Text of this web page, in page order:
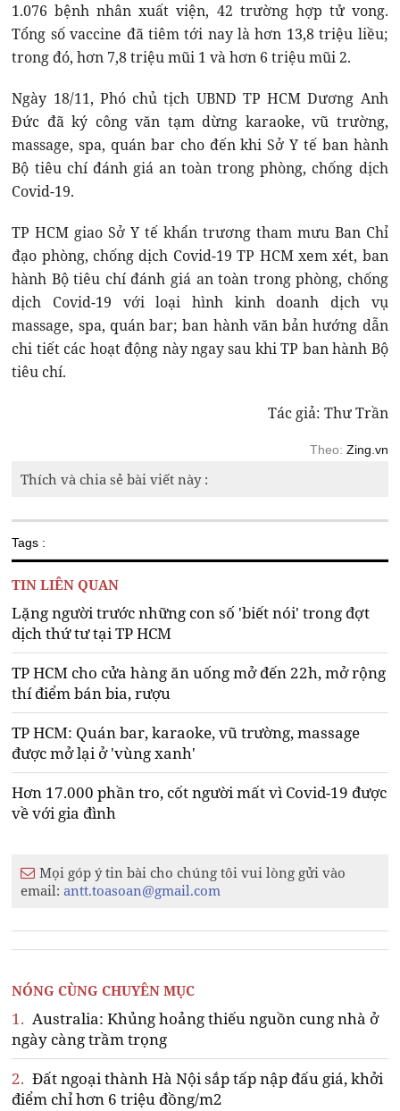
1.076 bệnh nhân xuất viện, 42 trường hợp tử vong.
Tổng số vaccine đã tiêm tới nay là hơn 13,8 triệu liều;
trong đó, hơn 7,8 triệu mũi 1 và hơn 6 triệu mũi 2.
Ngày 18/11, Phó chủ tịch UBND TP HCM Dương Anh
Đức đã ký công văn tạm dừng karaoke, vũ trường,
massage, spa, quán bar cho đến khi Sở Y tế ban hành
Bộ tiêu chí đánh giá an toàn trong phòng, chống dịch
Covid-19.
TP HCM giao Sở Y tế khẩn trương tham mưu Ban Chỉ
đạo phòng, chống dịch Covid-19 TP HCM xem xét, ban
hành Bộ tiêu chí đánh giá an toàn trong phòng, chống
dịch Covid-19 với loại hình kinh doanh dịch vụ
massage, spa, quán bar; ban hành văn bản hướng dẫn
chi tiết các hoạt động này ngay sau khi TP ban hành Bộ
tiêu chí.
Tác giả: Thư Trần
Theo: Zing.vn
Thích và chia sẻ bài viết này :
Tags :
TIN LIÊN QUAN
Lặng người trước những con số 'biết nói' trong đợt
dịch thứ tư tại TP HCM
TP HCM cho cửa hàng ăn uống mở đến 22h, mở rộng
thí điểm bán bia, rượu
TP HCM: Quán bar, karaoke, vũ trường, massage
được mở lại ở 'vùng xanh'
Hơn 17.000 phần tro, cốt người mất vì Covid-19 được
về với gia đình
Mọi góp ý tin bài cho chúng tôi vui lòng gửi vào
email:antt.toasoan@gmail.com
NÓNG CÙNG CHUYÊN MỤC
1. Australia: Khủng hoảng thiếu nguồn cung nhà ở
ngày càng trầm trọng
2. Đất ngoại thành Hà Nội sắp tấp nập đấu giá, khởi
điểm chỉ hơn 6 triệu đồng/m2